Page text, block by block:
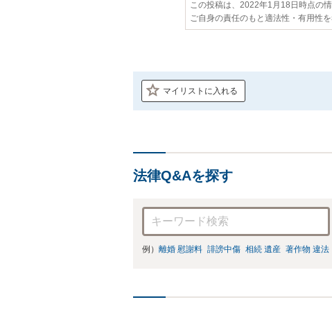
この投稿は、2022年1月18日時点の情
ご自身の責任のもと適法性・有用性
マイリストに入れる
法律Q&Aを探す
例） 離婚 慰謝料 誹謗中傷 相続 遺産 著作物 違法